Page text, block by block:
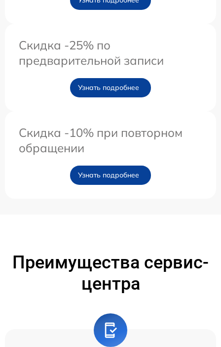
Скидка -25% по
предварительной записи
Узнать подробнее
Скидка -10% при повторном
обращении
Узнать подробнее
Преимущества сервис-
центра